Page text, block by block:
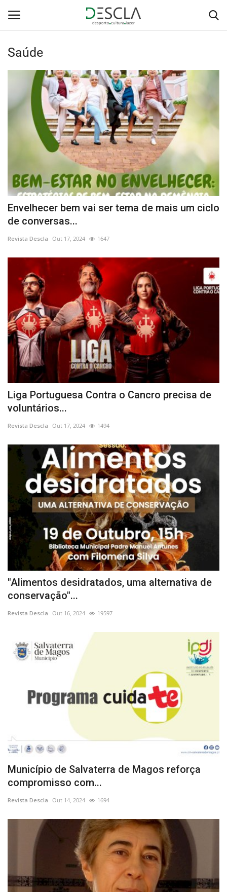
Login
...by Descla
Desporto
Sobre Nós
Educação
Estatuto Editorial
Saúde
Ficha técnica
Cultura
Lazer
Ambiente
Saúde
Envelhecer bem vai ser tema de mais um ciclo
de conversas...
Revista Descla Out 17, 2024 1647
Liga Portuguesa Contra o Cancro precisa de
voluntários...
Revista Descla Out 17, 2024 1494
"Alimentos desidratados, uma alternativa de
conservação"...
Revista Descla Out 16, 2024 19597
Município de Salvaterra de Magos reforça
compromisso com...
Revista Descla Out 14, 2024 1694